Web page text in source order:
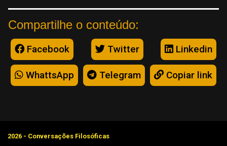
Compartilhe o conteúdo:
Facebook Twitter Linkedin
WhattsApp Telegram Copiar link
2026 - Conversações Filosóficas